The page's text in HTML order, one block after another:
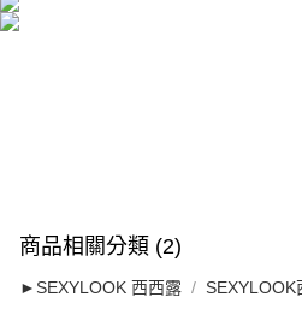
商品相關分類 (2)
►SEXYLOOK 西西露 SEXYLOOK